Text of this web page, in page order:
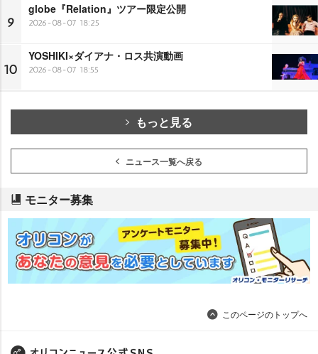
9
globe『Relation』ツアー限定公開
2026-08-07 18:25
10
YOSHIKI×ダイアナ・ロス共演動画
2026-08-07 18:55
もっと見る
ニュース一覧へ戻る
モニター募集
このページのトップへ